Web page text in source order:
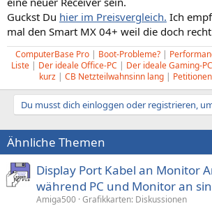
Guckst Du hier im Preisvergleich. Ich
mal den Smart MX 04+ weil die doch
ComputerBase Pro| Boot-Probleme?|
Liste| Der ideale Office-PC | Der ideale Gaming-PC
kurz | CB Netzteilwahnsinn lang |
Du musst dich einloggen oder registrieren,
Ähnliche Themen
Display Port Kabel an Monitor
während PC und Monitor an
Amiga500 Grafikkarten: Diskussionen